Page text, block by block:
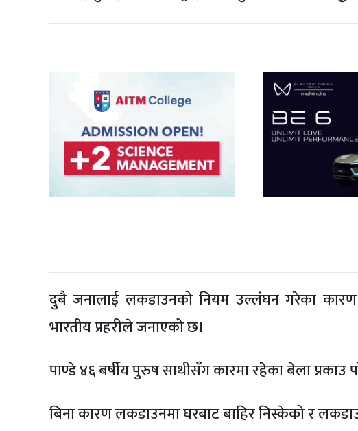
दुबै जनालाई लकडाउनको नियम उल्लंघन गरेका कारण
भारतीय प्रहरीले जनाएको छ।
पाण्डे ४६ बर्षीय पुरुष साथीसँग कारमा रहेका बेला प्रकाउ
बिना कारण लकडाउनमा घरबाट बाहिर निस्केको र